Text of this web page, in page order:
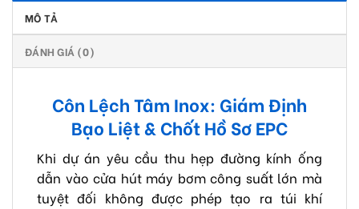
MÔ TẢ
ĐÁNH GIÁ (0)
Côn Lệch Tâm Inox: Giám Định
Bạo Liệt & Chốt Hồ Sơ EPC
Khi dự án yêu cầu thu hẹp đường kính ống
dẫn vào cửa hút máy bơm công suất lớn mà
tuyệt đối không được phép tạo ra túi khí